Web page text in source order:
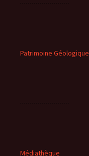
Patrimoine Géologique
Médiathèque